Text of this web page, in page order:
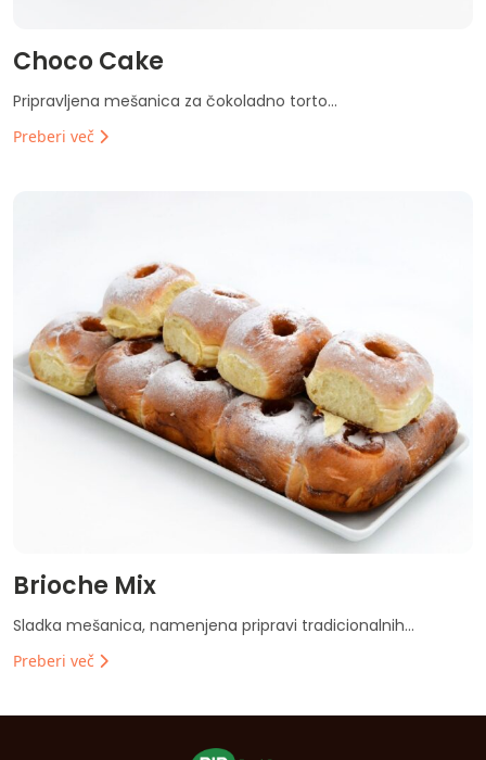
Choco Cake
Pripravljena mešanica za čokoladno torto...
Preberi več
Brioche Mix
Sladka mešanica, namenjena pripravi tradicionalnih...
Preberi več